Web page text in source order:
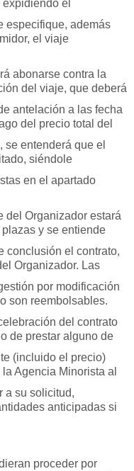
el
especifique, además
el viaje
abonarse contra la
del viaje, que deberá
antelación a las fecha
del precio total del
entenderá que el
siéndole
en el apartado
del Organizador estará
y se entiende
conclusión el contrato,
Organizador. Las
por modificación
son reembolsables.
del contrato
de prestar alguno de
(incluido el precio)
Agencia Minorista al
a su solicitud,
anticipadas si
proceder por